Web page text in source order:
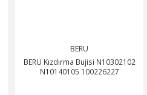
BERU
BERU Kızdırma Bujisi N10302102
N10140105 100226227